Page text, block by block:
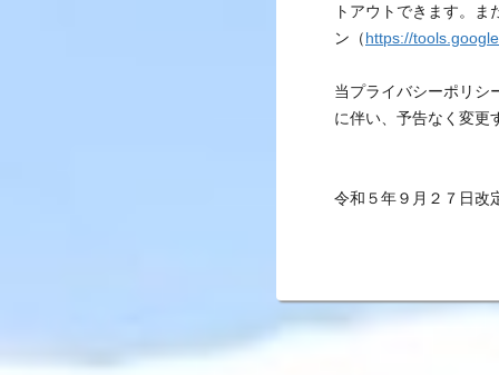
トアウトできます。
ン（https://
当プライバシーポリシ
に伴い、予告なく変更
令和５年９月２７日改